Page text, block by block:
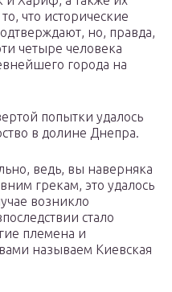
что исторические
но, правда,
четыре человека
города на
попытки удалось
в долине Днепра.
ведь, вы наверняка
грекам, это удалось
возникло
стало
племена и
называем Киевская